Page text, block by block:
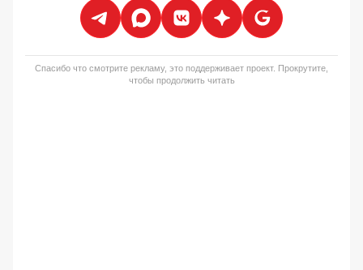
Спасибо что смотрите рекламу, это поддерживает проект. Прокрутите,
чтобы продолжить читать